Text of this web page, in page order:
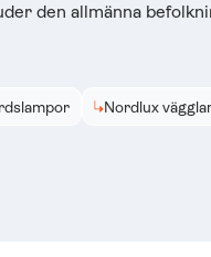
den allmänna
Nordlux